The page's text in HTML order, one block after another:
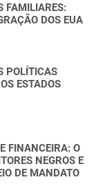
FAMILIARES:
DOS EUA
POLÍTICAS
ESTADOS
FINANCEIRA: O
NEGROS E
DE MANDATO